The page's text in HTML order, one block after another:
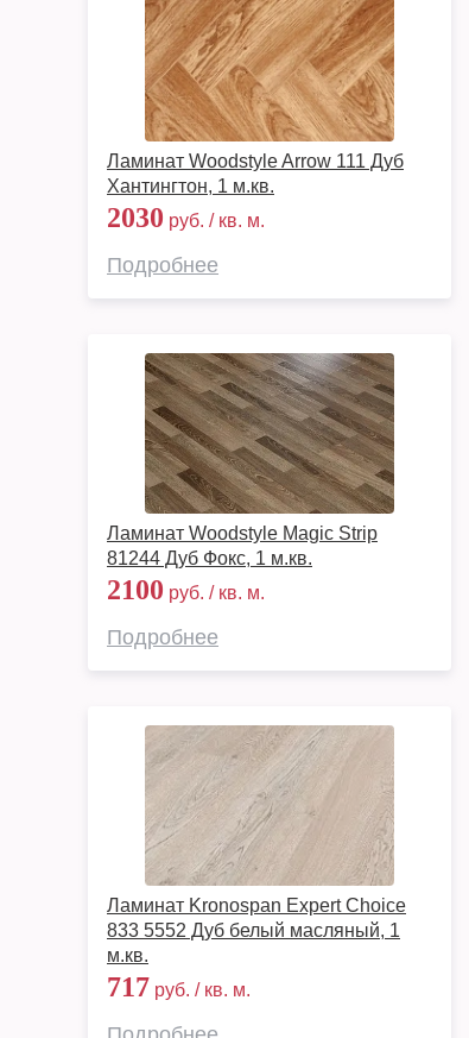
Ламинат Woodstyle Arrow 111 Дуб
Хантингтон, 1 м.кв.
2030 руб. / кв. м.
Подробнее
Ламинат Woodstyle Magic Strip
81244 Дуб Фокс, 1 м.кв.
2100 руб. / кв. м.
Подробнее
Ламинат Kronospan Expert Choice
833 5552 Дуб белый масляный, 1
м.кв.
717 руб. / кв. м.